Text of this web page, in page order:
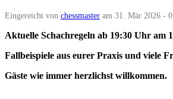
Eingereicht von chessmaster am 31. Mär 2026 -
Aktuelle Schachregeln ab 19:30 Uhr
Fallbeispiele aus eurer Praxis und viele
Gäste wie immer herzlichst willkommen.